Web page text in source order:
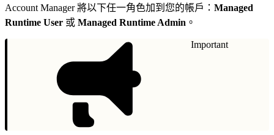
Account Manager 將以下任一角色加到您的帳戶： Managed
Runtime User 或 Managed Runtime Admin 。
Important